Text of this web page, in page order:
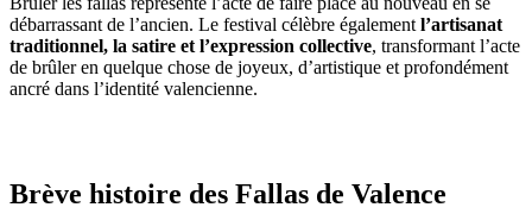
débarrassant de l’ancien. Le festival célèbre également l’artisanat
traditionnel, la satire et l’expression collective, transformant l’acte
de brûler en quelque chose de joyeux, d’artistique et profondément
ancré dans l’identité valencienne.
Brève histoire des Fallas de Valence